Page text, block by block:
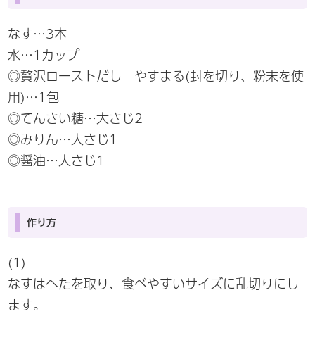
なす…3本
水…1カップ
◎贅沢ローストだし やすまる(封を切り、粉末を使
用)…1包
◎てんさい糖…大さじ2
◎みりん…大さじ1
◎醤油…大さじ1
作り方
(1)
なすはへたを取り、食べやすいサイズに乱切りにし
ます。